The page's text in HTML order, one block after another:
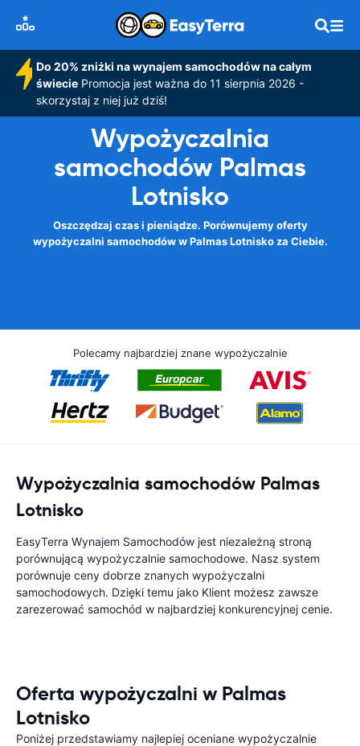
Do 20% zniżki na wynajem samochodów na całym
świeciePromocja jest ważna do 11 sierpnia 2026 -
skorzystaj z niej już dziś!
Wypożyczalnia
samochodów Palmas
Lotnisko
Oszczędzaj czas i pieniądze. Porównujemy oferty
wypożyczalni samochodów w Palmas Lotnisko za Ciebie.
Polecamy najbardziej znane wypożyczalnie
Wypożyczalnia samochodów Palmas
Lotnisko
EasyTerra Wynajem Samochodów jest niezależną stroną
porównującą wypożyczalnie samochodowe. Nasz system
porównuje ceny dobrze znanych wypożyczalni
samochodowych. Dzięki temu jako Klient możesz zawsze
zarezerować samochód w najbardziej konkurencyjnej cenie.
Oferta wypożyczalni w Palmas
Lotnisko
Poniżej przedstawiamy najlepiej oceniane wypożyczalnie